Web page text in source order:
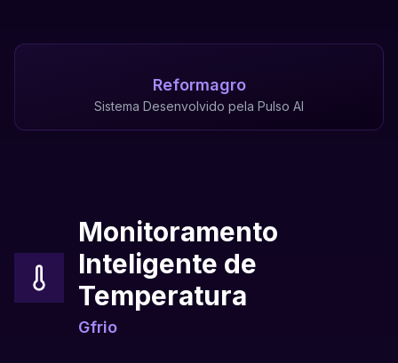
Reformagro
Sistema Desenvolvido pela Pulso AI
Monitoramento
Inteligente de
Temperatura
Gfrio